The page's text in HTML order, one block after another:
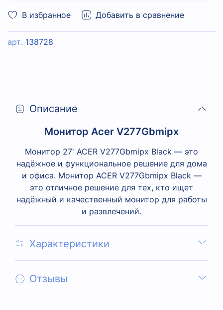
В избранное Добавить в сравнение
арт. 138728
Описание
Монитор Acer V277Gbmipx
Монитор 27' ACER V277Gbmipx Black — это
надёжное и функциональное решение для дома
и офиса. Монитор ACER V277Gbmipx Black —
это отличное решение для тех, кто ищет
надёжный и качественный монитор для работы
и развлечений.
Характеристики
Отзывы